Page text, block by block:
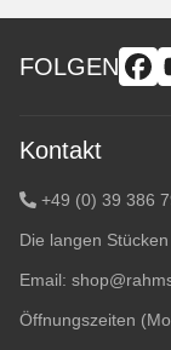
FOLGEN
Kontakt
+49 (0) 39 386
Die langen
Email:
Öffnungszeiten